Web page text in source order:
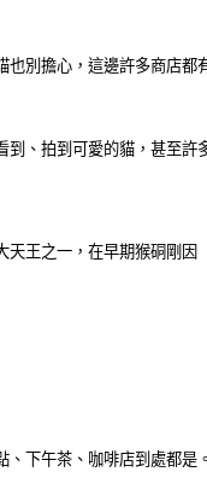
別擔心，這邊許多商店
、拍到可愛的貓，甚至許
王之一，在早期猴硐剛
下午茶、咖啡店到處都是。